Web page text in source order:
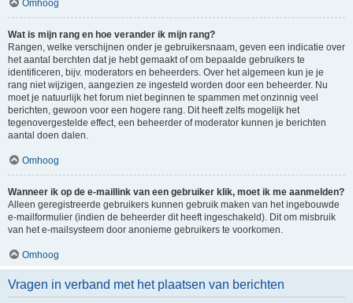
Omhoog
Wat is mijn rang en hoe verander ik mijn rang?
Rangen, welke verschijnen onder je gebruikersnaam, geven een indicatie over
het aantal berchten dat je hebt gemaakt of om bepaalde gebruikers te
identificeren, bijv. moderators en beheerders. Over het algemeen kun je je
rang niet wijzigen, aangezien ze ingesteld worden door een beheerder. Nu
moet je natuurlijk het forum niet beginnen te spammen met onzinnig veel
berichten, gewoon voor een hogere rang. Dit heeft zelfs mogelijk het
tegenovergestelde effect, een beheerder of moderator kunnen je berichten
aantal doen dalen.
Omhoog
Wanneer ik op de e-maillink van een gebruiker klik, moet ik me aanmelden?
Alleen geregistreerde gebruikers kunnen gebruik maken van het ingebouwde
e-mailformulier (indien de beheerder dit heeft ingeschakeld). Dit om misbruik
van het e-mailsysteem door anonieme gebruikers te voorkomen.
Omhoog
Vragen in verband met het plaatsen van berichten